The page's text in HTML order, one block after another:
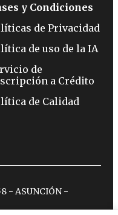
y Condiciones
de Privacidad
de uso de la IA
de
a Crédito
de Calidad
- ASUNCIÓN -